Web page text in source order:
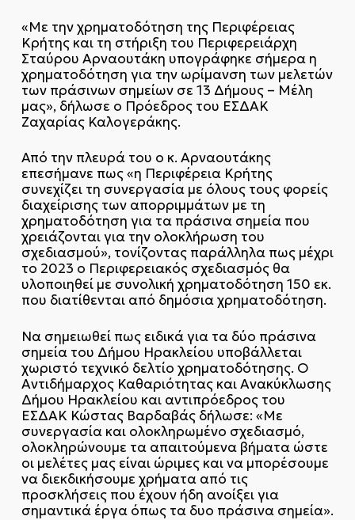
«Με την χρηματοδότηση της Περιφέρειας
Κρήτης και τη στήριξη του Περιφερειάρχη
Σταύρου Αρναουτάκη υπογράφηκε σήμερα η
χρηματοδότηση για την ωρίμανση των μελετών
των πράσινων σημείων σε 13 Δήμους – Μέλη
μας», δήλωσε ο Πρόεδρος του ΕΣΔΑΚ
Ζαχαρίας Καλογεράκης.
Από την πλευρά του ο κ. Αρναουτάκης
επεσήμανε πως «η Περιφέρεια Κρήτης
συνεχίζει τη συνεργασία με όλους τους φορείς
διαχείρισης των απορριμμάτων με τη
χρηματοδότηση για τα πράσινα σημεία που
χρειάζονται για την ολοκλήρωση του
σχεδιασμού», τονίζοντας παράλληλα πως μέχρι
το 2023 ο Περιφερειακός σχεδιασμός θα
υλοποιηθεί με συνολική χρηματοδότηση 150 εκ.
που διατίθενται από δημόσια χρηματοδότηση.
Να σημειωθεί πως ειδικά για τα δύο πράσινα
σημεία του Δήμου Ηρακλείου υποβάλλεται
χωριστό τεχνικό δελτίο χρηματοδότησης. Ο
Αντιδήμαρχος Καθαριότητας και Ανακύκλωσης
Δήμου Ηρακλείου και αντιπρόεδρος του
ΕΣΔΑΚ Κώστας Βαρδαβάς δήλωσε: «Με
συνεργασία και ολοκληρωμένο σχεδιασμό,
ολοκληρώνουμε τα απαιτούμενα βήματα ώστε
οι μελέτες μας είναι ώριμες και να μπορέσουμε
να διεκδικήσουμε χρήματα από τις
προσκλήσεις που έχουν ήδη ανοίξει για
σημαντικά έργα όπως τα δυο πράσινα σημεία».